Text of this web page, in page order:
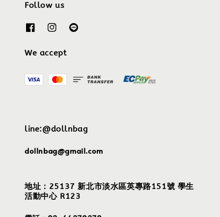
Follow us
We accept
line:@dollnbag
dollnbag@gmail.com
地址：25137 新北市淡水區英專路151號 學生
活動中心 R123